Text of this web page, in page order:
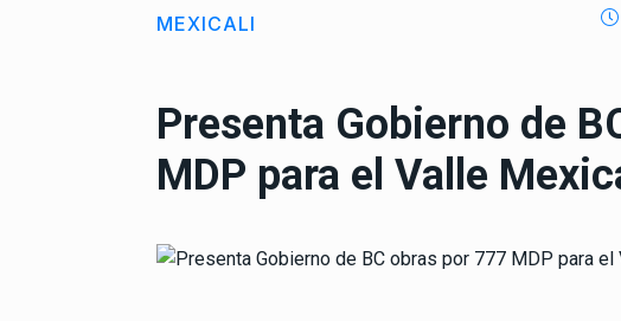
MEXICALI
Presenta Gobierno de
MDP para el Valle